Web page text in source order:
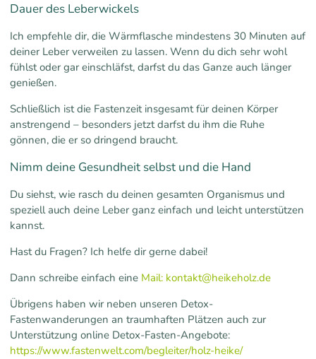
Dauer des Leberwickels
Ich empfehle dir, die Wärmflasche mindestens 30 Minuten auf
deiner Leber verweilen zu lassen. Wenn du dich sehr wohl
fühlst oder gar einschläfst, darfst du das Ganze auch länger
genießen.
Schließlich ist die Fastenzeit insgesamt für deinen Körper
anstrengend – besonders jetzt darfst du ihm die Ruhe
gönnen, die er so dringend braucht.
Nimm deine Gesundheit selbst und die Hand
Du siehst, wie rasch du deinen gesamten Organismus und
speziell auch deine Leber ganz einfach und leicht unterstützen
kannst.
Hast du Fragen? Ich helfe dir gerne dabei!
Dann schreibe einfach eine Mail: kontakt@heikeholz.de
Übrigens haben wir neben unseren Detox-
Fastenwanderungen an traumhaften Plätzen auch zur
Unterstützung online Detox-Fasten-Angebote:
https://www.fastenwelt.com/begleiter/holz-heike/